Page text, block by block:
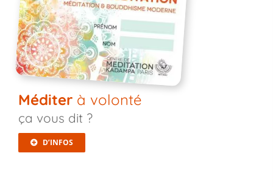
Méditerà volonté
ça vous dit ?
D’INFOS